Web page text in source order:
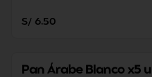
S/ 6.50
Pan Árabe Blanco x5